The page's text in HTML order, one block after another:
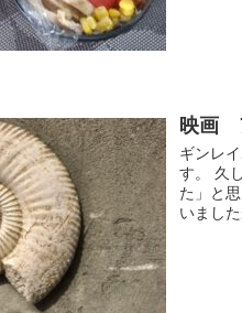
映画
ギンレ
す。 久
た」と
いまし